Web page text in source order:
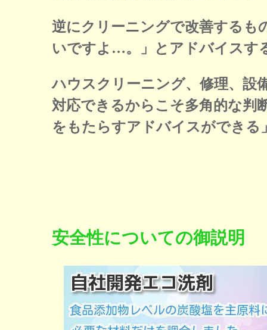
逆にクリーニングで改善するも
いですよ…。」とアドバイスす
ハウスクリーニング、修理、設
対応できるからこそ多角的な判
をもたらすアドバイスができる
安全性についての御説明